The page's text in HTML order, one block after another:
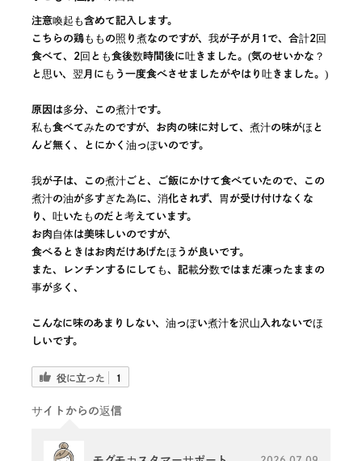
注意喚起も含めて記入します。
こちらの鶏ももの照り煮なのですが、我が子が月1で、合計2回
食べて、2回とも食後数時間後に吐きました。(気のせいかな？
と思い、翌月にもう一度食べさせましたがやはり吐きました。)
原因は多分、この煮汁です。
私も食べてみたのですが、お肉の味に対して、煮汁の味がほと
んど無く、とにかく油っぽいのです。
我が子は、この煮汁ごと、ご飯にかけて食べていたので、この
煮汁の油が多すぎた為に、消化されず、胃が受け付けなくな
り、吐いたものだと考えています。
お肉自体は美味しいのですが、
食べるときはお肉だけあげたほうが良いです。
また、レンチンするにしても、記載分数ではまだ凍ったままの
事が多く、
こんなに味のあまりしない、油っぽい煮汁を沢山入れないでほ
しいです。
役に立った 1
サイトからの返信